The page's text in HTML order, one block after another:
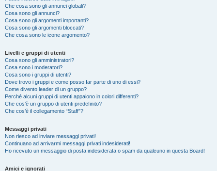
Che cosa sono gli annunci globali?
Cosa sono gli annunci?
Cosa sono gli argomenti importanti?
Cosa sono gli argomenti bloccati?
Che cosa sono le icone argomento?
Livelli e gruppi di utenti
Cosa sono gli amministratori?
Cosa sono i moderatori?
Cosa sono i gruppi di utenti?
Dove trovo i gruppi e come posso far parte di uno di essi?
Come divento leader di un gruppo?
Perché alcuni gruppi di utenti appaiono in colori differenti?
Che cos’è un gruppo di utenti predefinito?
Che cos’è il collegamento “Staff”?
Messaggi privati
Non riesco ad inviare messaggi privati!
Continuano ad arrivarmi messaggi privati indesiderati!
Ho ricevuto un messaggio di posta indesiderata o spam da qualcuno in questa Board!
Amici e ignorati